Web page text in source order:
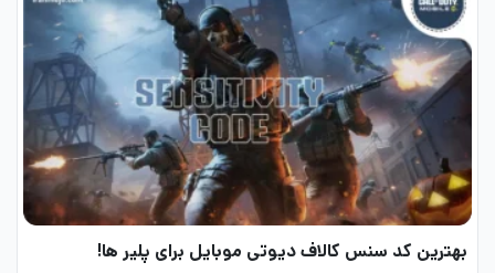
بهترین کد سنس کالاف دیوتی موبایل برای پلیر ها!